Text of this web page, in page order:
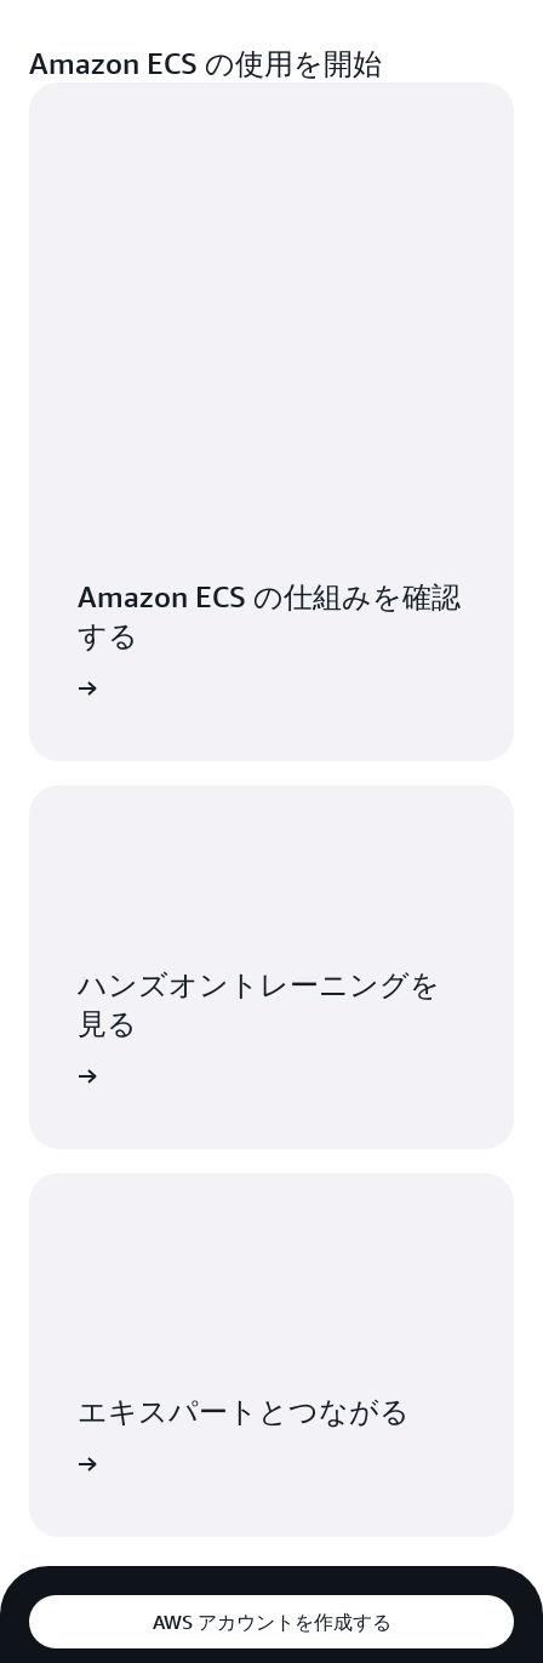
Amazon ECS の使用を開始
Amazon ECS の仕組みを確認
する
ハンズオントレーニングを
見る
エキスパートとつながる
AWS アカウントを作成する